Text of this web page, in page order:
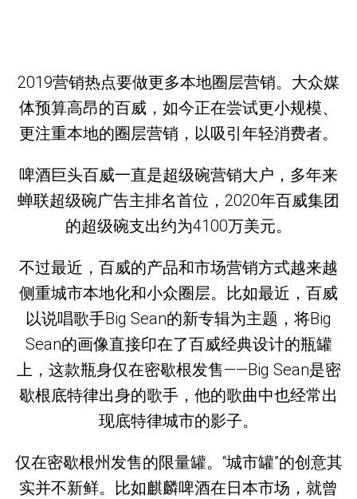
2019营销热点要做更多本地圈层营销。大众媒
体预算高昂的百威，如今正在尝试更小规模、
更注重本地的圈层营销，以吸引年轻消费者。
啤酒巨头百威一直是超级碗营销大户，多年来
蝉联超级碗广告主排名首位，2020年百威集团
的超级碗支出约为4100万美元。
不过最近，百威的产品和市场营销方式越来越
侧重城市本地化和小众圈层。比如最近，百威
以说唱歌手Big Sean的新专辑为主题，将Big
Sean的画像直接印在了百威经典设计的瓶罐
上，这款瓶身仅在密歇根发售——Big Sean是密
歇根底特律出身的歌手，他的歌曲中也经常出
现底特律城市的影子。
仅在密歇根州发售的限量罐。“城市罐”的创意其
实并不新鲜。比如麒麟啤酒在日本市场，就曾